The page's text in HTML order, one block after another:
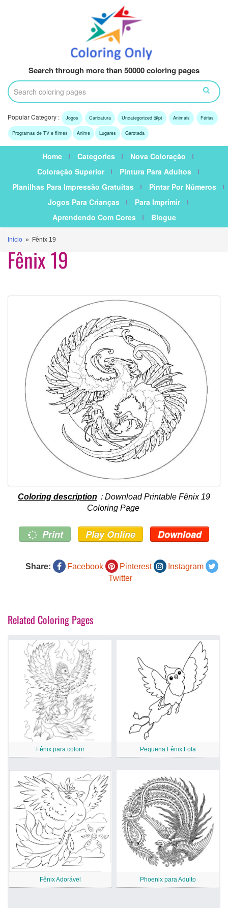
Search through more than 50000 coloring pages
Popular Category : Jogos Caricatura Uncategorized @pt Animais Férias
Programas de TV e filmes Anime Lugares Garotada
Home Categories
Nova Coloração
Coloração Superior
Pintura Para Adultos
Planilhas Para Impressão Gratuitas
Pintar Por Números
Jogos Para Crianças
Para Imprimir
Aprendendo Com Cores
Blogue
Início » Fênix 19
Fênix 19
Coloring description : Download Printable Fênix 19
Coloring Page
Print Play Online Download
Share: Facebook Pinterest
Instagram
Twitter
Related Coloring Pages
Fênix para colorir Pequena Fênix Fofa
Fênix Adorável Phoenix para Adulto